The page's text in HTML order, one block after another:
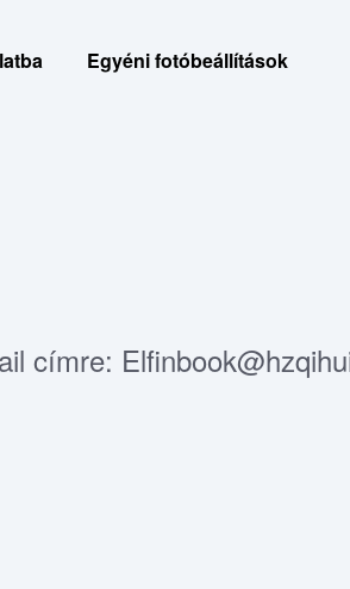
Egyéni fotóbeállítások
címre: